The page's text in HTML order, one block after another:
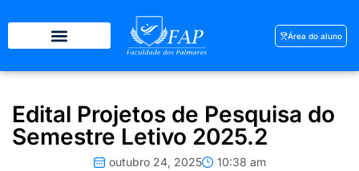
Área do aluno
Edital Projetos de Pesquisa do
Semestre Letivo 2025.2
outubro 24, 2025 10:38 am